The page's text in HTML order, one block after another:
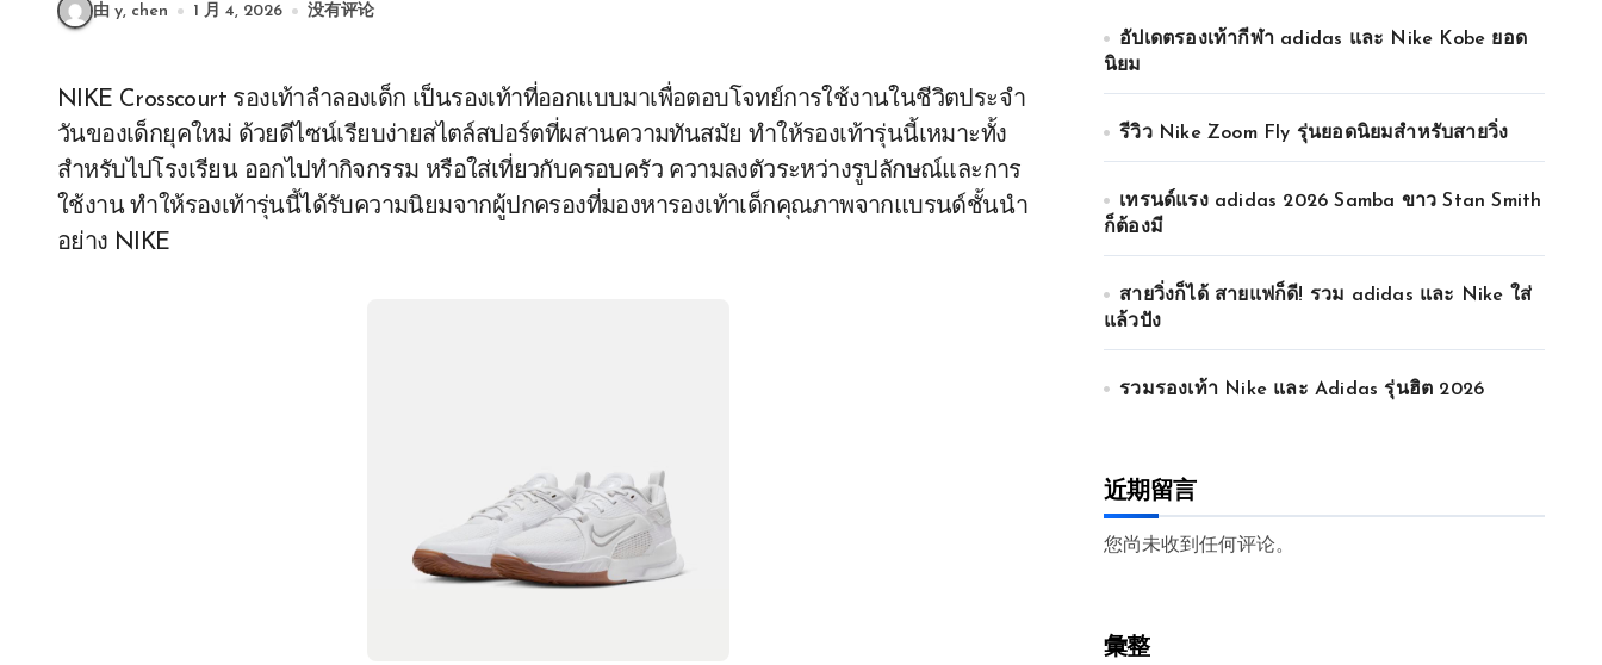
由 y, chen 1 月 4, 2026 没有评论
NIKE Crosscourt รองเท้าลำลองเด็ก เป็นรองเท้าที่ออกแบบมาเพื่อตอบโจทย์การใช้งานในชีวิตประจำ
วันของเด็กยุคใหม่ ด้วยดีไซน์เรียบง่ายสไตล์สปอร์ตที่ผสานความทันสมัย ทำให้รองเท้ารุ่นนี้เหมาะทั้ง
สำหรับไปโรงเรียน ออกไปทำกิจกรรม หรือใส่เที่ยวกับครอบครัว ความลงตัวระหว่างรูปลักษณ์และการ
ใช้งาน ทำให้รองเท้ารุ่นนี้ได้รับความนิยมจากผู้ปกครองที่มองหารองเท้าเด็กคุณภาพจากแบรนด์ชั้นนำ
อย่าง NIKE
อัปเดตรองเท้ากีฬา adidas และ Nike Kobe ยอด
นิยม
รีวิว Nike Zoom Fly รุ่นยอดนิยมสำหรับสายวิ่ง
เทรนด์แรง adidas 2026 Samba ขาว Stan Smith
ก็ต้องมี
สายวิ่งก็ได้ สายแฟก็ดี! รวม adidas และ Nike ใส่
แล้วปัง
รวมรองเท้า Nike และ Adidas รุ่นฮิต 2026
近期留言
您尚未收到任何评论。
彙整